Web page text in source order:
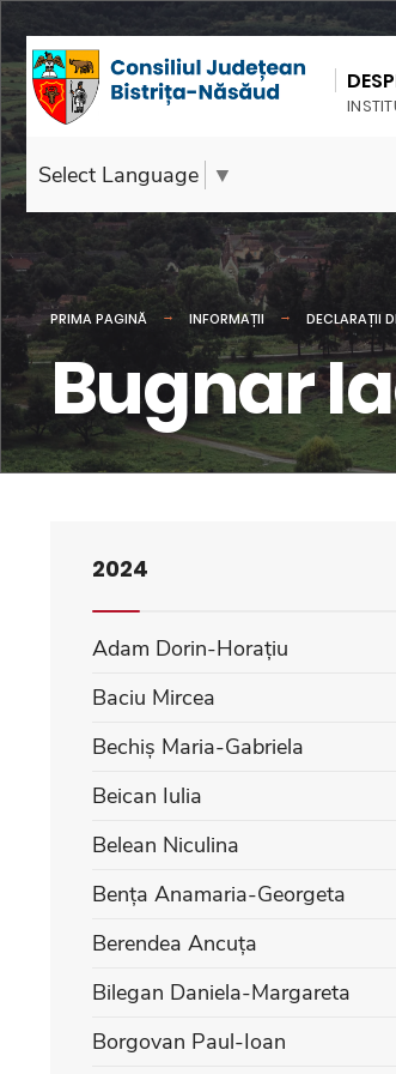
Select Language ▼
PRIMA PAGINĂ INFORMAȚII DECLARAȚII
Bugnar
2024
Adam Dorin-Horațiu
Baciu Mircea
Bechiș Maria-Gabriela
Beican Iulia
Belean Niculina
Bența Anamaria-Georgeta
Berendea Ancuța
Bilegan Daniela-Margareta
Borgovan Paul-Ioan